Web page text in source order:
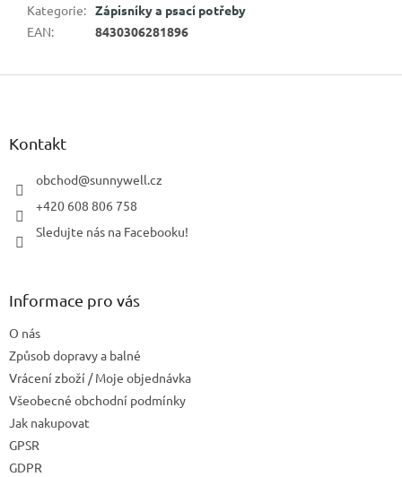
Kategorie: Zápisníky a psací potřeby
EAN: 8430306281896
Z
Kontakt
obchod@sunnywell.cz
+420 608 806 758
Sledujte nás na Facebooku!
Informace pro vás
O nás
Způsob dopravy a balné
Vrácení zboží / Moje objednávka
Všeobecné obchodní podmínky
Jak nakupovat
GPSR
GDPR